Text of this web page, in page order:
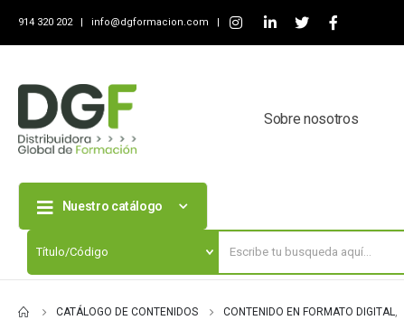
914 320 202 | info@dgformacion.com |
Sobre nosotros
Nuestro catálogo
CATÁLOGO DE CONTENIDOS CONTENIDO EN FORMATO DIGITAL,